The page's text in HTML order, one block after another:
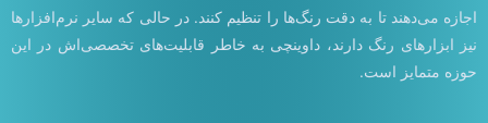
اجازه می‌دهند تا به دقت رنگ‌ها را تنظیم کنند. در حالی که سایر نرم‌افزارها
نیز ابزارهای رنگ دارند، داوینچی به خاطر قابلیت‌های تخصصی‌اش در این
حوزه متمایز است.